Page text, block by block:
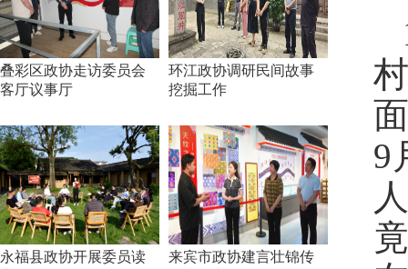
叠彩区政协走访委员会
客厅议事厅
环江政协调研民间故事
挖掘工作
永福县政协开展委员读
来宾市政协建言壮锦传
9